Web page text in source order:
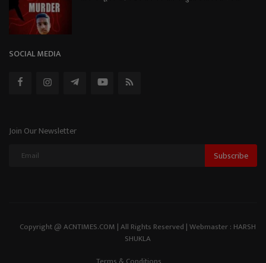
SOCIAL MEDIA
Join Our Newsletter
Subscribe
Copyright @ ACNTIMES.COM | All Rights Reserved | Webmaster : HARSH
SHUKLA